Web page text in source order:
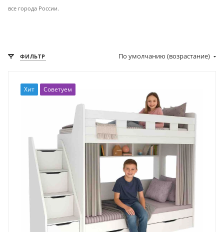
все города России.
ФИЛЬТР По умолчанию (возрастание)
Хит Советуем